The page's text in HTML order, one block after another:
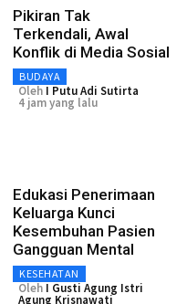
Pikiran Tak
Terkendali, Awal
Konflik di Media Sosial
BUDAYA
Oleh I Putu Adi Sutirta
4 jam yang lalu
Edukasi Penerimaan
Keluarga Kunci
Kesembuhan Pasien
Gangguan Mental
KESEHATAN
Oleh I Gusti Agung Istri
Agung Krisnawati